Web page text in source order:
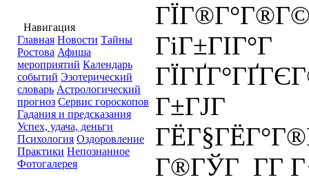
Навигация
Главная Новости Тайны
Ростова Афиша
мероприятий Календарь
событий Эзотерический
словарь Астрологический
прогноз Сервис гороскопов
Гадания и предсказания
Успех, удача, деньги
Психология Оздоровление
Практики Непознанное
Фотогалерея
Г±ГЈГ
Г®ГЎГ Г­Г